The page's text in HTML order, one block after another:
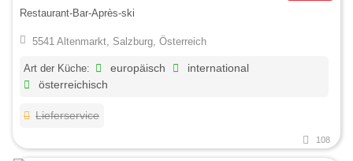
Restaurant-Bar-Après-ski
5541 Altenmarkt, Salzburg, Österreich
Art der Küche: europäisch
international
österreichisch
Lieferservice
108